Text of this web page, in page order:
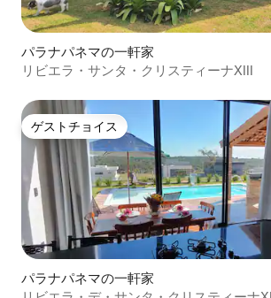
パラナパネマの一軒家
リビエラ・サンタ・クリスティーナXIII
ゲストチョイス
ゲストチョイス
パラナパネマの一軒家